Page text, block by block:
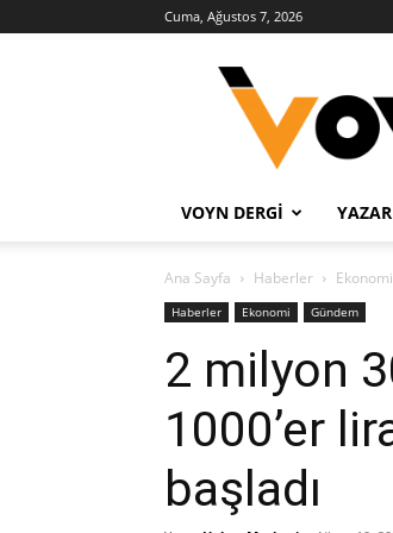
Cuma, Ağustos 7, 2026
VOYN DERGI
Ana Sayfa Haberler Ekonomi
Haberler Ekonomi Gündem
2 milyon
1000’er
başladı